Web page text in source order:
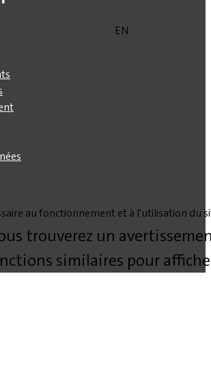
EN
au fonctionnement et à l'utilisation du
trouverez un
similaires pour